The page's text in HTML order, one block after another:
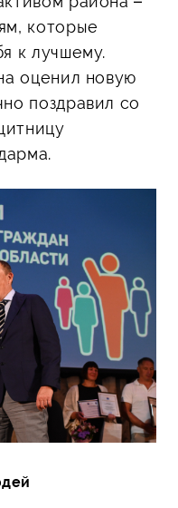
которые
к лучшему.
оценил новую
поздравил со